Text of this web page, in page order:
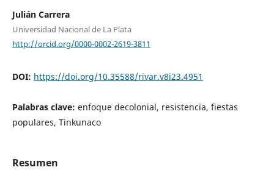
Julián Carrera
Universidad Nacional de La Plata
http://orcid.org/0000-0002-2619-3811
DOI: https://doi.org/10.35588/rivar.v8i23.4951
Palabras clave: enfoque decolonial, resistencia, fiestas
populares, Tinkunaco
Resumen